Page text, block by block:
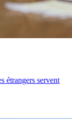
étrangers servent